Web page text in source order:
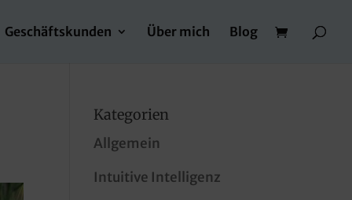
Geschäftskunden Über mich Blog
Kategorien
Allgemein
Intuitive Intelligenz